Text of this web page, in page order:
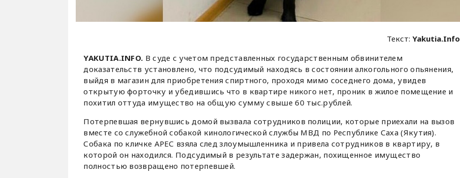
Текст:Yakutia.Info
YAKUTIA.INFO. В суде с учетом представленных государственным обвинителем
доказательств установлено, что подсудимый находясь в состоянии алкогольного опьянения,
выйдя в магазин для приобретения спиртного, проходя мимо соседнего дома, увидев
открытую форточку и убедившись что в квартире никого нет, проник в жилое помещение и
похитил оттуда имущество на общую сумму свыше 60 тыс.рублей.
Потерпевшая вернувшись домой вызвала сотрудников полиции, которые приехали на вызов
вместе со служебной собакой кинологической службы МВД по Республике Саха (Якутия).
Собака по кличке АРЕС взяла след злоумышленника и привела сотрудников в квартиру, в
которой он находился. Подсудимый в результате задержан, похищенное имущество
полностью возвращено потерпевшей.